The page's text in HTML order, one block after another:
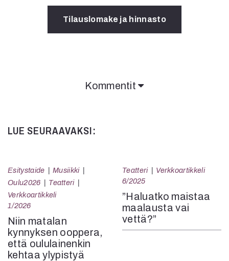
Tilauslomake ja hinnasto
Kommentit
LUE SEURAAVAKSI:
Esitystaide
Musiikki
Oulu2026
Teatteri
Verkkoartikkeli
1/2026
Niin matalan
kynnyksen ooppera,
että oululainenkin
kehtaa ylypistyä
Teatteri
Verkkoartikkeli
6/2025
”Haluatko maistaa
maalausta vai
vettä?”